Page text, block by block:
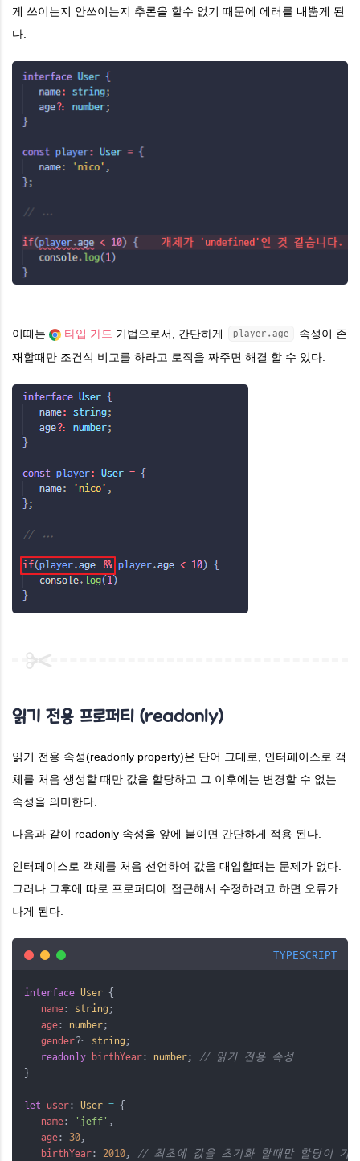
게 쓰이는지 안쓰이는지 추론을 할수 없기 때문에 에러를 내뿜게 된
다.
이때는 타입 가드 기법으로서, 간단하게 player.age
속성이 존
재할때만 조건식 비교를 하라고 로직을 짜주면 해결 할 수 있다.
읽기 전용 프로퍼티 (readonly)
읽기 전용 속성(readonly property)은 단어 그대로, 인터페이스로 객
체를 처음 생성할 때만 값을 할당하고 그 이후에는 변경할 수 없는
속성을 의미한다.
다음과 같이 readonly 속성을 앞에 붙이면 간단하게 적용 된다.
인터페이스로 객체를 처음 선언하여 값을 대입할때는 문제가 없다.
그러나 그후에 따로 프로퍼티에 접근해서 수정하려고 하면 오류가
나게 된다.
TYPESCRIPT
interface User {
name: string ;
age: number;
gender?: string ;
readonly birthYear: number;
// 읽기 전용 속성
}
let user: User = {
name: 'jeff' ,
age: 30,
birthYear: 2010,
// 최초에 값을 초기화 할때만 할당이 가